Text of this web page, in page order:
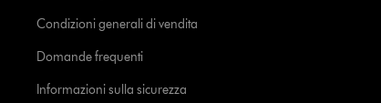
Condizioni generali di vendita
Domande frequenti
Informazioni sulla sicurezza